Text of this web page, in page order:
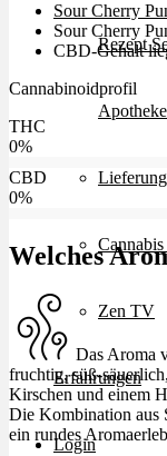
Rezept
Lieferung
Zen TV
Erfahrungen
Login
Sour Cherry
Sour Cherry
CBD-Gehalt
Cannabinoidprofil
THC
0%
CBD
0%
Welches
Das Aroma
fruchtig, süß-
Kirschen und einem
Die Kombination aus
ein rundes